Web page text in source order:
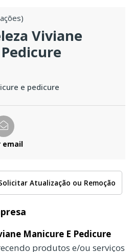
Viviane
e pedicure
email
Atualização ou Remoção
Manicure E Pedicure
produtos e/ou serviços